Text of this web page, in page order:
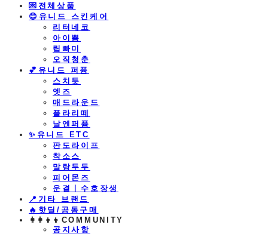
💌전체상품
😊유니드 스킨케어
리터네코
아이쁨
립빠미
오직청춘
💕유니드 퍼퓸
스치듯
엣즈
매드라운드
플라리떼
날엔퍼퓸
​✨유니드 ETC
판도라이프
착소스
말랑두두
피어몬즈
운결ㅣ수호장생
📍기타 브랜드
🔥핫딜/공동구매
👩‍👩‍👦‍👦COMMUNITY
공지사항